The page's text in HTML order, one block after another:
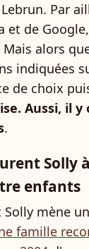
Par
et de
alors
indiquées
de choix
Aussi, il
.
Solly
enfants
mène
famille